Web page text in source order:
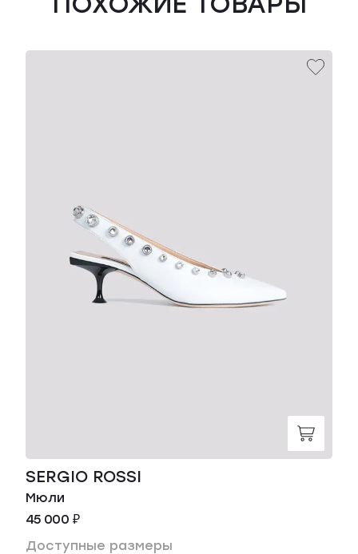
SERGIO ROSSI
Мюли
45 000 ₽
Доступные размеры